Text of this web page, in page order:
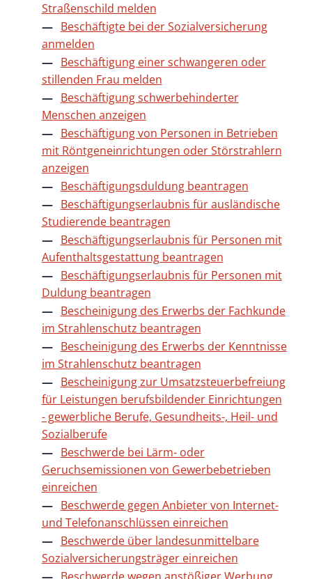
Straßenschild melden
Beschäftigte bei der Sozialversicherung
anmelden
Beschäftigung einer schwangeren oder
stillenden Frau melden
Beschäftigung schwerbehinderter
Menschen anzeigen
Beschäftigung von Personen in Betrieben
mit Röntgeneinrichtungen oder Störstrahlern
anzeigen
Beschäftigungsduldung beantragen
Beschäftigungserlaubnis für ausländische
Studierende beantragen
Beschäftigungserlaubnis für Personen mit
Aufenthaltsgestattung beantragen
Beschäftigungserlaubnis für Personen mit
Duldung beantragen
Bescheinigung des Erwerbs der Fachkunde
im Strahlenschutz beantragen
Bescheinigung des Erwerbs der Kenntnisse
im Strahlenschutz beantragen
Bescheinigung zur Umsatzsteuerbefreiung
für Leistungen berufsbildender Einrichtungen
- gewerbliche Berufe, Gesundheits-, Heil- und
Sozialberufe
Beschwerde bei Lärm- oder
Geruchsemissionen von Gewerbebetrieben
einreichen
Beschwerde gegen Anbieter von Internet-
und Telefonanschlüssen einreichen
Beschwerde über landesunmittelbare
Sozialversicherungsträger einreichen